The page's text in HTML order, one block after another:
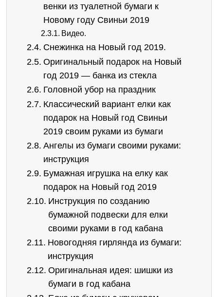
венки из туалетной бумаги к
Новому году Свиньи 2019
Видео.
Снежинка на Новый год 2019.
Оригинальный подарок на Новый
год 2019 — банка из стекла
Головной убор на праздник
Классический вариант елки как
подарок на Новый год Свиньи
2019 своим руками из бумаги
Ангелы из бумаги своими руками:
инструкция
Бумажная игрушка на елку как
подарок на Новый год 2019
Инструкция по созданию
бумажной подвески для елки
своими руками в год кабана
Новогодняя гирлянда из бумаги:
инструкция
Оригинальная идея: шишки из
бумаги в год кабана